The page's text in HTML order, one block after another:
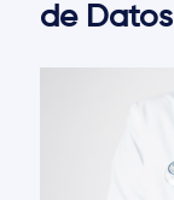
de Datos